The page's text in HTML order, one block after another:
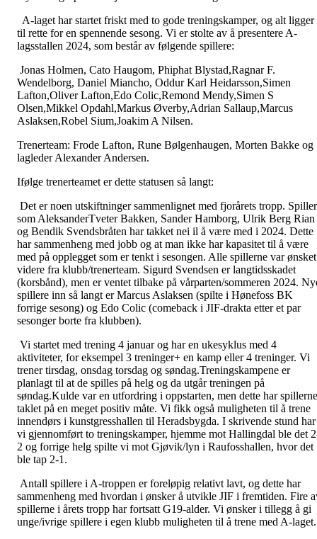
A-laget har startet friskt med to gode treningskamper, og alt ligger
til rette for en spennende sesong. Vi er stolte av å presentere A-
lagsstallen 2024, som består av følgende spillere:
Jonas Holmen, Cato Haugom, Phiphat Blystad,Ragnar F.
Wendelborg, Daniel Miancho, Oddur Karl Heidarsson,Simen
Lafton,Oliver Lafton,Edo Colic,Remond Mendy,Simen S
Olsen,Mikkel Opdahl,Markus Øverby,Adrian Sallaup,Marcus
Aslaksen,Robel Sium,Joakim A Nilsen.
Trenerteam: Frode Lafton, Rune Bølgenhaugen, Morten Bakke og
lagleder Alexander Andersen.
Ifølge trenerteamet er dette statusen så langt:
Det er noen utskiftninger sammenlignet med fjorårets tropp.
som AleksanderTveter Bakken, Sander Hamborg, Ulrik Berg Rian
og Bendik Svendsbråten har takket nei il å være med i 2024. Dette
har sammenheng med jobb og at man ikke har kapasitet til å være
med på opplegget som er tenkt i sesongen. Alle spillerne var ønsket
videre fra klubb/trenerteam. Sigurd Svendsen er langtidsskadet
(korsbånd), men er ventet tilbake på vårparten/sommeren 2024.
spillere inn så langt er Marcus Aslaksen (spilte i Hønefoss BK
forrige sesong) og Edo Colic (comeback i JIF-drakta etter et par
sesonger borte fra klubben).
Vi startet med trening 4 januar og har en ukesyklus med 4
aktiviteter, for eksempel 3 treninger+ en kamp eller 4 treninger. Vi
trener tirsdag, onsdag torsdag og søndag.Treningskampene er
planlagt til at de spilles på helg og da utgår treningen på
søndag.Kulde var en utfordring i oppstarten, men dette har spillerne
taklet på en meget positiv måte. Vi fikk også muligheten til å trene
innendørs i kunstgresshallen til Heradsbygda. I skrivende stund har
vi gjennomført to treningskamper, hjemme mot Hallingdal ble det
2 og forrige helg spilte vi mot Gjøvik/lyn i Raufosshallen, hvor det
ble tap 2-1.
Antall spillere i A-troppen er foreløpig relativt lavt, og dette har
sammenheng med hvordan i ønsker å utvikle JIF i fremtiden. Fire
spillerne i årets tropp har fortsatt G19-alder. Vi ønsker i tillegg å gi
unge/ivrige spillere i egen klubb muligheten til å trene med A-laget.